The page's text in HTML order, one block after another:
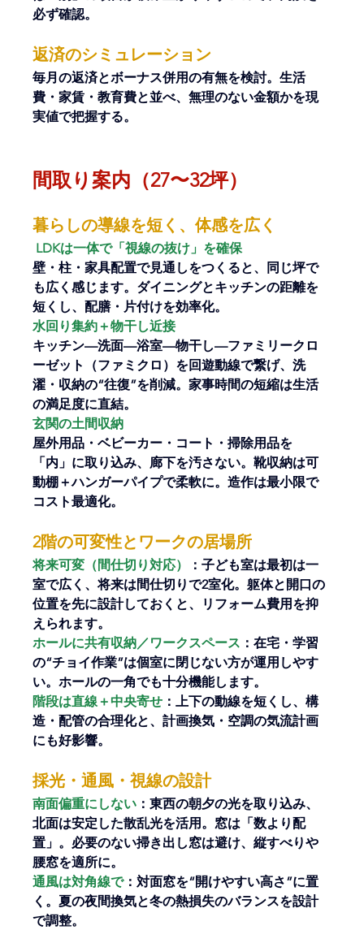
必ず確認。
返済のシミュレーション
毎月の返済とボーナス併用の有無を検討。生活
費・家賃・教育費と並べ、無理のない金額かを現
実値で把握する。
間取り案内（27〜32坪）
暮らしの導線を短く、体感を広く
LDKは一体で「視線の抜け」を確保
壁・柱・家具配置で見通しをつくると、同じ坪で
も広く感じます。ダイニングとキッチンの距離を
短くし、配膳・片付けを効率化。
水回り集約＋物干し近接
キッチン—洗面—浴室—物干し—ファミリークロ
ーゼット（ファミクロ）を回遊動線で繋げ、洗
濯・収納の“往復”を削減。家事時間の短縮は生活
の満足度に直結。
玄関の土間収納
屋外用品・ベビーカー・コート・掃除用品を
「内」に取り込み、廊下を汚さない。靴収納は可
動棚＋ハンガーパイプで柔軟に。造作は最小限で
コスト最適化。
2階の可変性とワークの居場所
将来可変（間仕切り対応）
：子ども室は最初は一
室で広く、将来は間仕切りで2室化。躯体と開口の
位置を先に設計しておくと、リフォーム費用を抑
えられます。
ホールに共有収納／ワークスペース ：在宅・学習
の“チョイ作業”は個室に閉じない方が運用しやす
い。ホールの一角でも十分機能します。
階段は直線＋中央寄せ ：上下の動線を短くし、構
造・配管の合理化と、計画換気・空調の気流計画
にも好影響。
採光・通風・視線の設計
南面偏重にしない ：東西の朝夕の光を取り込み、
北面は安定した散乱光を活用。窓は「数より配
置」。必要のない掃き出し窓は避け、縦すべりや
腰窓を適所に。
通風は対角線で：対面窓を“開けやすい高さ”に置
く。夏の夜間換気と冬の熱損失のバランスを設計
で調整。